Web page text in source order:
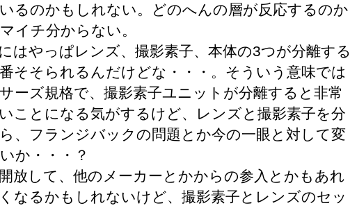
るのかもしれない。どのへんの層が反応するのか
イチ分からない。
はやっぱレンズ、撮影素子、本体の3つが分離する
そそられるんだけどな・・・。そういう意味では
ーズ規格で、撮影素子ユニットが分離すると非常
ことになる気がするけど、レンズと撮影素子を分
、フランジバックの問題とか今の一眼と対して変
か・・・？
放して、他のメーカーとかからの参入とかもあれ
なるかもしれないけど、撮影素子とレンズのセッ